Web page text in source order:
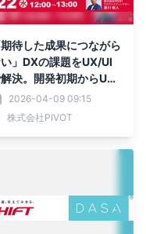
期待した成果につながら
」DXの課題をUX/UI
決。開発初期からUX
み込む重要性を解説す
ンラインセミナー【4/
開催】｜株式会社PIVO
2026-04-09 09:15
株式会社PIVOT